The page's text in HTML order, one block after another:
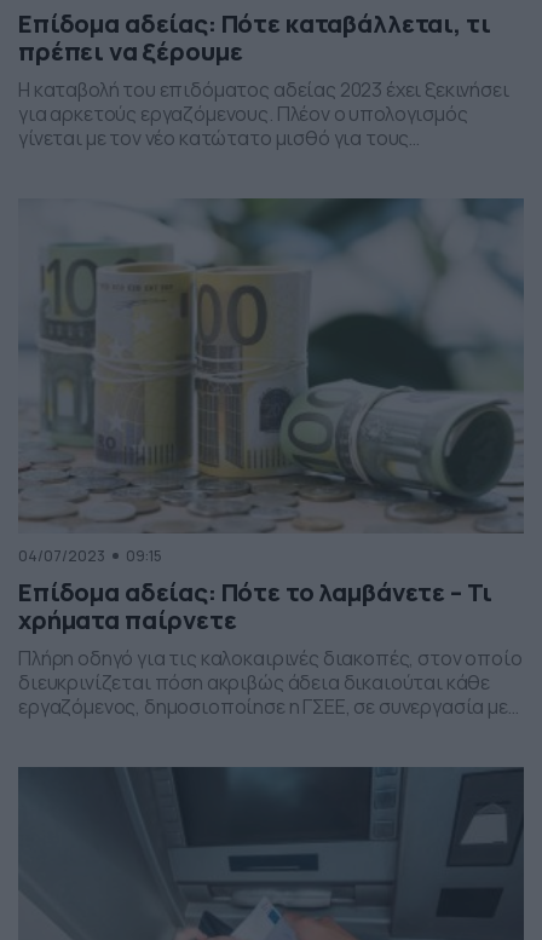
Επίδομα αδείας: Πότε καταβάλλεται, τι
πρέπει να ξέρουμε
Η καταβολή του επιδόματος αδείας 2023 έχει ξεκινήσει
για αρκετούς εργαζόμενους. Πλέον ο υπολογισμός
γίνεται με τον νέο κατώτατο μισθό για τους
μισθωτούς έχουν κατοχυρώσει δικαίωμα κανονικής
άδειας αναψυχής, αυτούσιας ή σε χρήμα. Επίσης, η
ετήσια άδεια του εργαζόμενου χορηγείται σε […]
04/07/2023 09:15
Επίδομα αδείας: Πότε το λαμβάνετε – Τι
χρήματα παίρνετε
Πλήρη οδηγό για τις καλοκαιρινές διακοπές, στον οποίο
διευκρινίζεται πόση ακριβώς άδεια δικαιούται κάθε
εργαζόμενος, δημοσιοποίησε η ΓΣΕΕ, σε συνεργασία με
εφαρμογή, ώστε οι εργαζόμενοι να μπορούν να
υπολογίσουν την άδεια που δικαιούνται. Πότε παίρνουν